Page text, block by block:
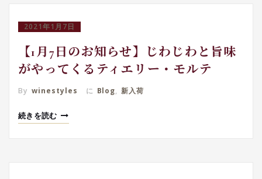
2021年1月7日
【1月7日のお知らせ】じわじわと旨味
がやってくるティエリー・モルテ
By winestyles に Blog, 新入荷
続きを読む